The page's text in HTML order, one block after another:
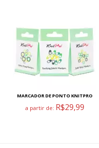
MARCADOR DE PONTO KNITPRO
a partir de: R$29,99